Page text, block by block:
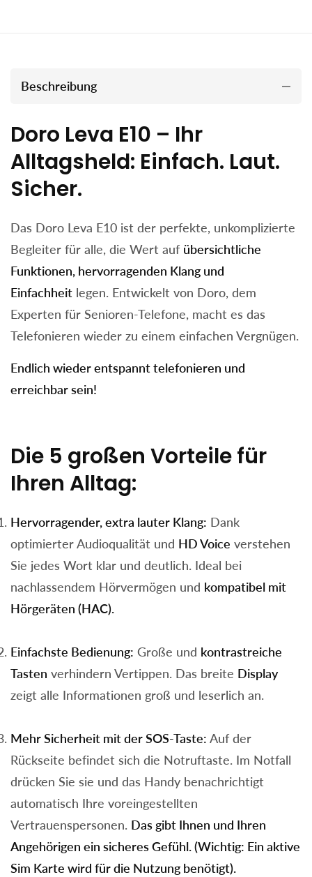
Beschreibung
Doro Leva E10 – Ihr
Alltagsheld: Einfach. Laut.
Sicher.
Das Doro Leva E10 ist der perfekte, unkomplizierte
Begleiter für alle, die Wert auf übersichtliche
Funktionen, hervorragenden Klang und
Einfachheit legen. Entwickelt von Doro, dem
Experten für Senioren-Telefone, macht es das
Telefonieren wieder zu einem einfachen Vergnügen.
Endlich wieder entspannt telefonieren und
erreichbar sein!
Die 5 großen Vorteile für
Ihren Alltag:
Hervorragender, extra lauter Klang: Dank
optimierter Audioqualität und HD Voice verstehen
Sie jedes Wort klar und deutlich. Ideal bei
nachlassendem Hörvermögen und kompatibel mit
Hörgeräten (HAC).
Einfachste Bedienung: Große und kontrastreiche
Tasten verhindern Vertippen. Das breite Display
zeigt alle Informationen groß und leserlich an.
Mehr Sicherheit mit der SOS-Taste: Auf der
Rückseite befindet sich die Notruftaste. Im Notfall
drücken Sie sie und das Handy benachrichtigt
automatisch Ihre voreingestellten
Vertrauenspersonen. Das gibt Ihnen und Ihren
Angehörigen ein sicheres Gefühl. (Wichtig: Ein aktive
Sim Karte wird für die Nutzung benötigt).